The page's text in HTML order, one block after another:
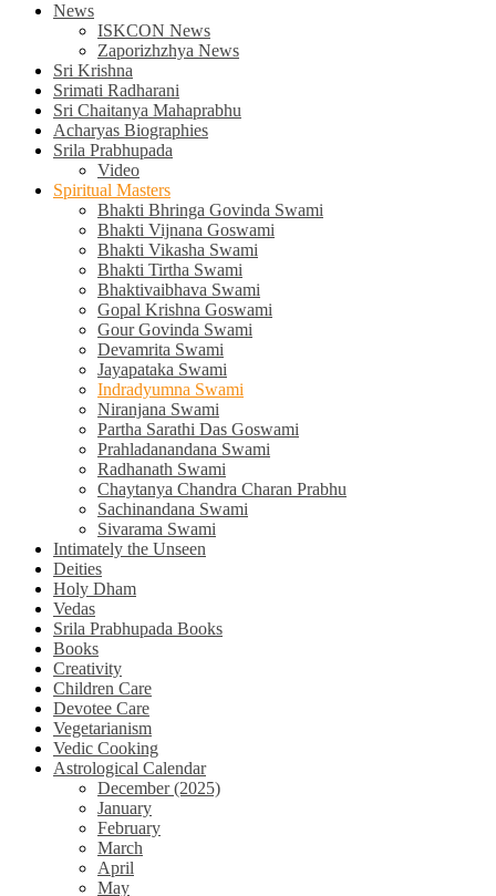
News
ISKCON News
Zaporizhzhya News
Sri Krishna
Srimati Radharani
Sri Chaitanya Mahaprabhu
Acharyas Biographies
Srila Prabhupada
Video
Spiritual Masters
Bhakti Bhringa Govinda Swami
Bhakti Vijnana Goswami
Bhakti Vikasha Swami
Bhakti Tirtha Swami
Bhaktivaibhava Swami
Gopal Krishna Goswami
Gour Govinda Swami
Devamrita Swami
Jayapataka Swami
Indradyumna Swami
Niranjana Swami
Partha Sarathi Das Goswami
Prahladanandana Swami
Radhanath Swami
Chaytanya Chandra Charan Prabhu
Sachinandana Swami
Sivarama Swami
Intimately the Unseen
Deities
Holy Dham
Vedas
Srila Prabhupada Books
Books
Creativity
Children Care
Devotee Care
Vegetarianism
Vedic Cooking
Astrological Calendar
December (2025)
January
February
March
April
May